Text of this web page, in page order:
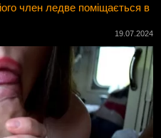
член ледве поміщається в
19.07.2024